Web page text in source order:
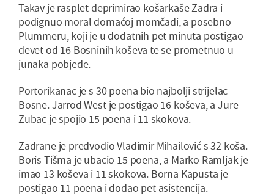
Takav je rasplet deprimirao košarkaše Zadra i
podignuo moral domaćoj momčadi, a posebno
Plummeru, koji je u dodatnih pet minuta postigao
devet od 16 Bosninih koševa te se prometnuo u
junaka pobjede.
Portorikanac je s 30 poena bio najbolji strijelac
Bosne. Jarrod West je postigao 16 koševa, a Jure
Zubac je spojio 15 poena i 11 skokova.
Zadrane je predvodio Vladimir Mihailović s 32 koša.
Boris Tišma je ubacio 15 poena, a Marko Ramljak je
imao 13 koševa i 11 skokova. Borna Kapusta je
postigao 11 poena i dodao pet asistencija.